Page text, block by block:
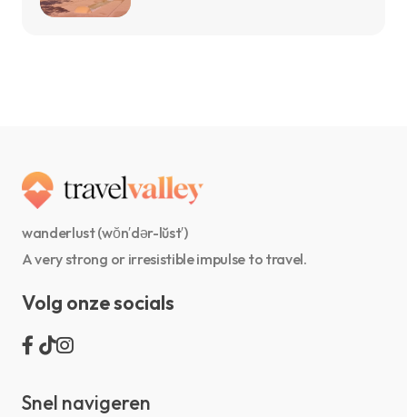
wanderlust (wŏn′dər-lŭst′)
A very strong or irresistible impulse to travel.
Volg onze socials
Snel navigeren